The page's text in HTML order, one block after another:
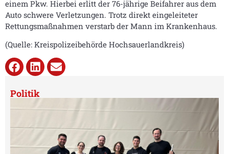
einem Pkw. Hierbei erlitt der 76-jährige Beifahrer aus dem
Auto schwere Verletzungen. Trotz direkt eingeleiteter
Rettungsmaßnahmen verstarb der Mann im Krankenhaus.
(Quelle: Kreispolizeibehörde Hochsauerlandkreis)
Politik